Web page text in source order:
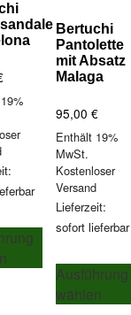
Dieses
weist
mehrere
Varianten
Bertuchi
Pantolette
mit Absatz
Malaga
95,00€
Enthält 19%
MwSt.
Kostenloser
Versand
Lieferzeit:
sofort lieferbar
Ausführung
wählen